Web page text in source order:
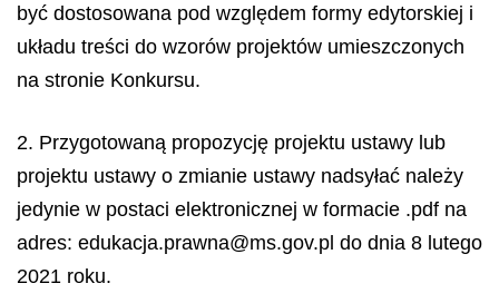
być dostosowana pod względem formy edytorskiej i
układu treści do wzorów projektów umieszczonych
na stronie Konkursu.
2. Przygotowaną propozycję projektu ustawy lub
projektu ustawy o zmianie ustawy nadsyłać należy
jedynie w postaci elektronicznej w formacie .pdf na
adres: edukacja.prawna@ms.gov.pl do dnia 8 lutego
2021 roku.